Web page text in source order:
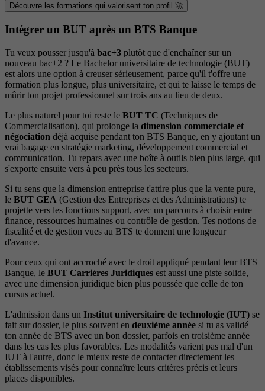
Découvre les formations qui valorisent ton profil 🚀
Intégrer un BUT après un BTS Banque
Tu veux pousser jusqu'à bac+3 plutôt que d'enchaîner sur un
nouveau bac+2 ? Le Bachelor universitaire de technologie (BUT)
est alors une option à creuser sérieusement, parce qu'il t'offre une
formation plus longue, plus universitaire, et qui te laisse le temps de
mûrir ton projet professionnel sur trois ans au lieu de deux.
Le plus naturel pour toi reste le BUT TC (Techniques de
Commercialisation), qui prolonge la dimension commerciale et
négociation déjà acquise pendant ton BTS Banque, en y ajoutant un
vrai bagage en stratégie marketing, développement commercial et
communication. Tu repars avec une boîte à outils bien plus large, qui
s'exporte ensuite vers à peu près tous les secteurs.
Si tu sens que la dimension entreprise t'attire plus que la vente pure,
le BUT GEA (Gestion des Entreprises et des Administrations) te
projette vers les fonctions support, avec un parcours à choisir entre
finance, ressources humaines ou contrôle de gestion. Tes notions de
fiscalité et de gestion vues au BTS te donnent une longueur
d'avance.
Pour ceux qui ont accroché avec le droit appliqué pendant leur BTS
Banque, le BUT Carrières Juridiques est aussi une piste solide,
avec une dimension juridique bien plus poussée que celle de ton
cursus actuel.
L'admission dans un Institut universitaire de technologie (IUT) se
fait sur dossier, le plus souvent en deuxième année si tu as validé
ton année de BTS avec un bon dossier, parfois en troisième année
dans les cas les plus favorables. Les modalités varient pas mal d'un
IUT à l'autre, donc le mieux reste de contacter directement les
établissements visés pour connaître leurs critères précis et leurs
places disponibles.